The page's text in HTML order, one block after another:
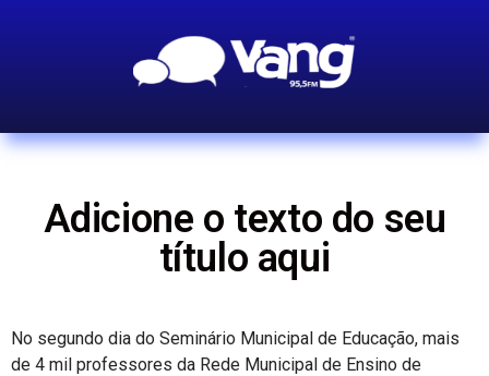
Adicione o texto do seu
título aqui
No segundo dia do Seminário Municipal de Educação, mais
de 4 mil professores da Rede Municipal de Ensino de